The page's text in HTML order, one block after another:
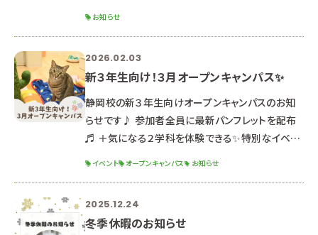
オープンキャンパス予約は可能です♪
‐‐‐‐‐‐‐‐‐‐‐‐‐‐‐‐‐‐‐‐‐
‐‐‐‐‐‐‐‐‐‐‐‐‐‐‐‐‐‐‐‐‐
‐‐‐‐‐‐‐‐ ★次回のオープンキャンパス日
程★ ☞ 2026年3月21日（土
お知らせ
2026.02.03
新３年生向け！３月オープンキャンパス✨
静岡校の新３年生向けオープンキャンパスのお知
らせです♪ 参加者全員に最新パンフレットを配布
♬ ＋気になる２学科を体験できる✨特別なイベン
୨୧┈┈┈┈┈┈┈┈┈┈┈┈┈┈┈┈┈┈┈┈
┈┈┈┈┈┈┈┈┈┈┈┈┈┈┈┈┈୨୧ ２０２
イベント オープンキャンパス お知らせ
2025.12.24
冬季休暇のお知らせ